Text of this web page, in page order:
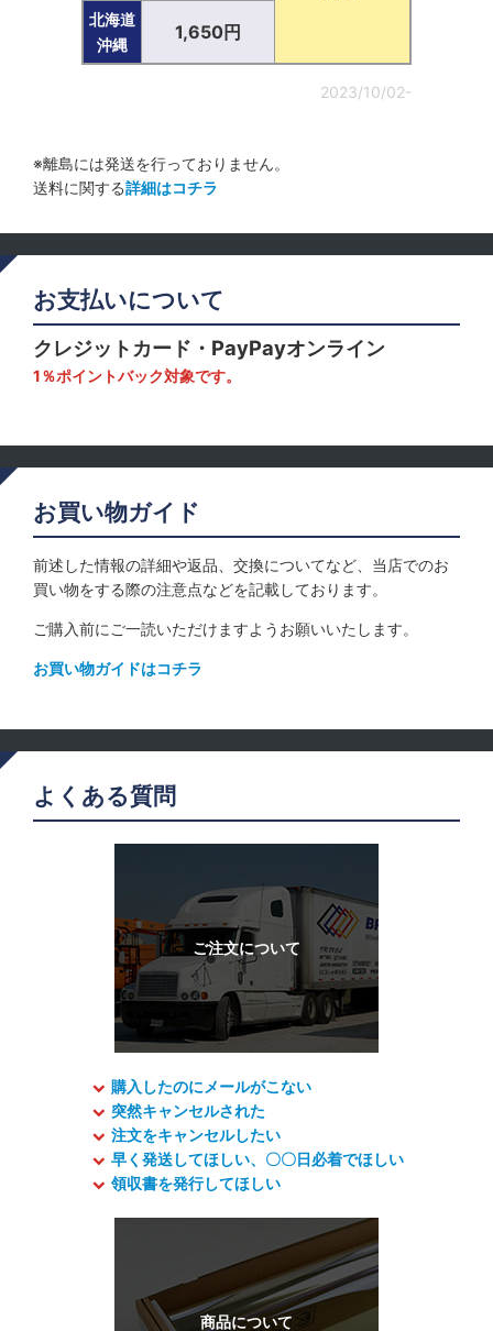
北海道
沖縄
1,650円
2023/10/02-
※離島には発送を行っておりません。
送料に関する詳細はコチラ
お支払いについて
クレジットカード・PayPayオンライン
1％ポイントバック対象です。
お買い物ガイド
前述した情報の詳細や返品、交換についてなど、当店でのお
買い物をする際の注意点などを記載しております。
ご購入前にご一読いただけますようお願いいたします。
お買い物ガイドはコチラ
よくある質問
購入したのにメールがこない
突然キャンセルされた
注文をキャンセルしたい
早く発送してほしい、〇〇日必着でほしい
領収書を発行してほしい